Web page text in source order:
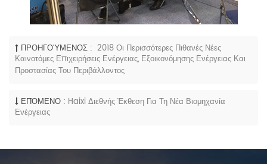
ΠΡΟΗΓΟΎΜΕΝΟΣ : 2018 Οι Περισσότερες Πιθανές Νέες
Καινοτόμες Επιχειρήσεις Ενέργειας, Εξοικονόμησης Ενέργειας Και
Προστασίας Του Περιβάλλοντος
ΕΠΌΜΕΝΟ : Haixi Διεθνής Έκθεση Για Τη Νέα Βιομηχανία
Ενέργειας